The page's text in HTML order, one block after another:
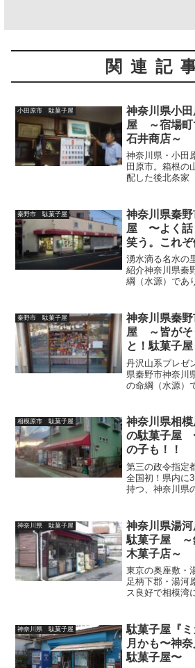
関連記
小田原市 駄菓子屋
神奈川県小
屋 ～宿場町
石井商店～
神奈川県・小田
田原市。箱根の
配した後北条家
貫録をグンバツ
は、かまぼこ・
秦野市 駄菓子屋
神奈川県秦
屋 〜よく話
笑う。これ
菓子屋『岩国
湧水滴る名水の
紹介神奈川県秦
綱（水源）であ
方を山地に囲ま
質な地下水（秦
秦野市 駄菓子屋
神奈川県秦
屋 ～皆がそ
と！駄菓子
丹沢山系プレゼ
県秦野市神奈川
の命綱（水源）
麓、四方を山地
は、良質な地下
相模原市 駄菓子屋
神奈川県相
の駄菓子屋
の子も！！
り商店』
第三の政令指定
全国初！県内に
持つ、神奈川県
（緑区・中央区
を擁する第...
神奈川県 駄菓子屋
神奈川県湯
駄菓子屋 ～
木菓子店～
東京の奥座敷・
足柄下郡・湯河
ス良好で相模湾
族連れから孤高
癒す、スライム
神奈川県 駄菓子屋
駄菓子屋『
月かも〜神
駄菓子屋〜